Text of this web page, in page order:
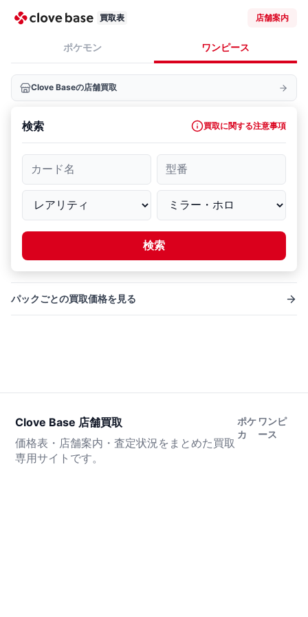
買取表 店舗案内
ポケモン ワンピース
Clove Baseの店舗買取
検索 買取に関する注意事項
カード名 型番
検索
パックごとの買取価格を見る
Clove Base 店舗買取
価格表・店舗案内・査定状況をまとめた買取
専用サイトです。
ポケ
カ
ワンピ
ース